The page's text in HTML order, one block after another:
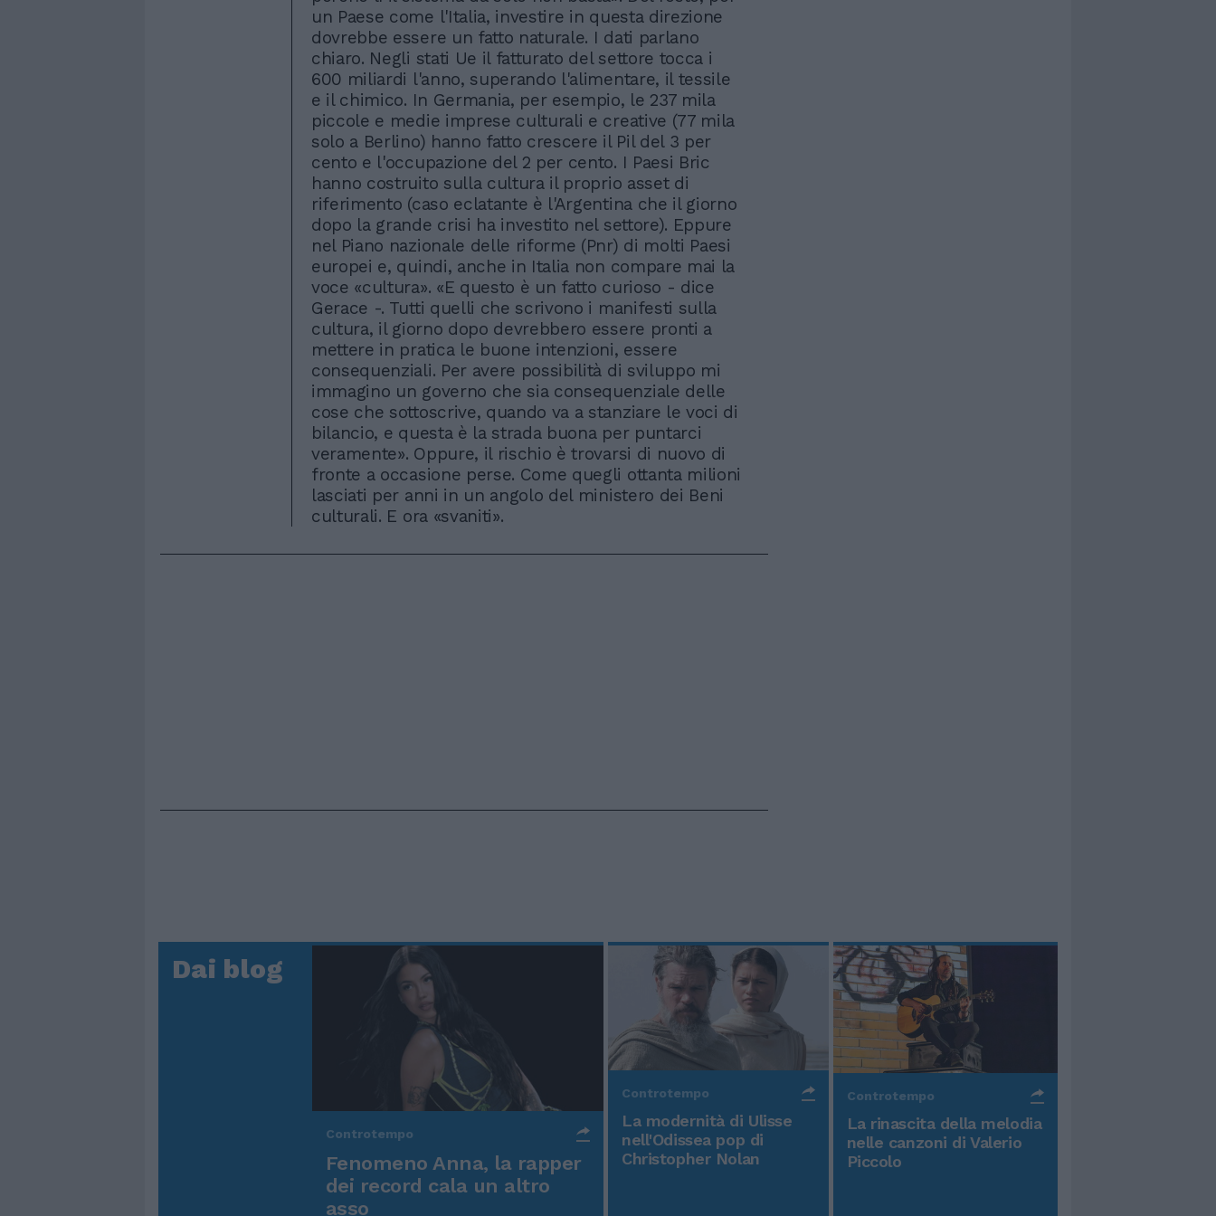
un Paese come l'Italia, investire in questa direzione
dovrebbe essere un fatto naturale. I dati parlano
chiaro. Negli stati Ue il fatturato del settore tocca i
600 miliardi l'anno, superando l'alimentare, il tessile
e il chimico. In Germania, per esempio, le 237 mila
piccole e medie imprese culturali e creative (77 mila
solo a Berlino) hanno fatto crescere il Pil del 3 per
cento e l'occupazione del 2 per cento. I Paesi Bric
hanno costruito sulla cultura il proprio asset di
riferimento (caso eclatante è l'Argentina che il giorno
dopo la grande crisi ha investito nel settore). Eppure
nel Piano nazionale delle riforme (Pnr) di molti Paesi
europei e, quindi, anche in Italia non compare mai la
voce «cultura». «E questo è un fatto curioso - dice
Gerace -. Tutti quelli che scrivono i manifesti sulla
cultura, il giorno dopo devrebbero essere pronti a
mettere in pratica le buone intenzioni, essere
consequenziali. Per avere possibilità di sviluppo mi
immagino un governo che sia consequenziale delle
cose che sottoscrive, quando va a stanziare le voci di
bilancio, e questa è la strada buona per puntarci
veramente». Oppure, il rischio è trovarsi di nuovo di
fronte a occasione perse. Come quegli ottanta milioni
lasciati per anni in un angolo del ministero dei Beni
culturali. E ora «svaniti».
Dai blog
Controtempo
Fenomeno Anna, la rapper
dei record cala un altro
asso
Controtempo
La modernità di Ulisse
nell'Odissea pop di
Christopher Nolan
Controtempo
La rinascita della melodia
nelle canzoni di Valerio
Piccolo